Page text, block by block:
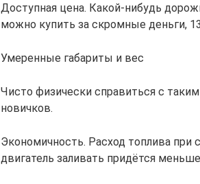
Доступная цена. Какой-нибудь
можно купить за скромные деньги,
Умеренные габариты и вес
Чисто физически справиться с
новичков.
Экономичность. Расход топлива при
двигатель заливать придётся